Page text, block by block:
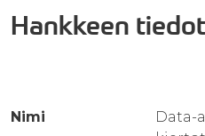
Hankkeen tiedot
Nimi
Data-